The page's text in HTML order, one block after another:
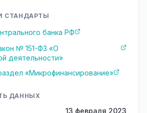
СТАНДАРТЫ
банка РФ
№ 151-ФЗ «О
деятельности»
«Микрофинансирование»
ДАННЫХ
13 февраля 2023